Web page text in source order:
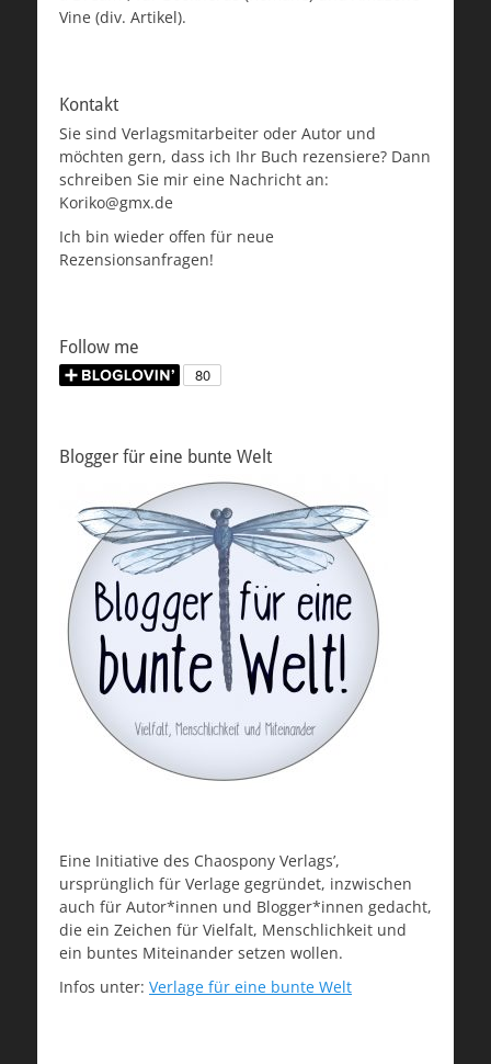
Vine (div. Artikel).
Kontakt
Sie sind Verlagsmitarbeiter oder Autor und
möchten gern, dass ich Ihr Buch rezensiere? Dann
schreiben Sie mir eine Nachricht an:
Koriko@gmx.de
Ich bin wieder offen für neue
Rezensionsanfragen!
Follow me
Blogger für eine bunte Welt
Eine Initiative des Chaospony Verlags’,
ursprünglich für Verlage gegründet, inzwischen
auch für Autor*innen und Blogger*innen gedacht,
die ein Zeichen für Vielfalt, Menschlichkeit und
ein buntes Miteinander setzen wollen.
Infos unter: Verlage für eine bunte Welt